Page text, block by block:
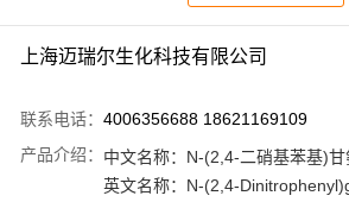
上海迈瑞尔生化科技有限公司
联系电话： 4006356688 18621169109
产品介绍： 中文名称： N-(2,4-二硝基苯基)甘
英文名称： N-(2,4-